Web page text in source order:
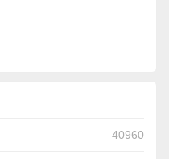
40960